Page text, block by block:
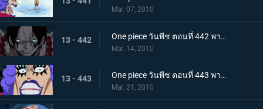
Mar. 07, 2010
13 - 442 One piece วันพีช ตอนที่ 442 พากย์ไทย เริ่มการส่งตัวเอส! การต่อสู้ในเลเวล 6 ที่อยู่ลึกสุด!!
Mar. 14, 2010
13 - 443 One piece วันพีช ตอนที่ 443 พากย์ไทย ทีมสุดแกร่งถือกำเนิด! สะเทือนลั่นทั้งอิมเพลดาวน์!
Mar. 21, 2010